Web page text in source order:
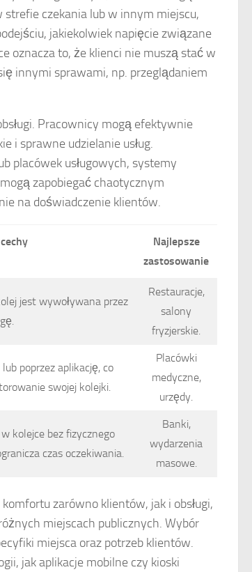
strefie czekania lub w innym miejscu,
jakiekolwiek napięcie związane
oznacza to, że klienci nie muszą stać w
innymi sprawami, np. przeglądaniem
Pracownicy mogą efektywnie
i sprawne udzielanie usług.
placówek usługowych, systemy
zapobiegać chaotycznym
na doświadczenie klientów.
Najlepsze
zastosowanie
jest wywoływana przez
Restauracje,
salony
fryzjerskie.
poprzez aplikację, co
swojej kolejki.
Placówki
medyczne,
urzędy.
kolejce bez fizycznego
czas oczekiwania.
Banki,
wydarzenia
masowe.
zarówno klientów, jak i obsługi,
miejscach publicznych. Wybór
miejsca oraz potrzeb klientów.
jak aplikacje mobilne czy kioski